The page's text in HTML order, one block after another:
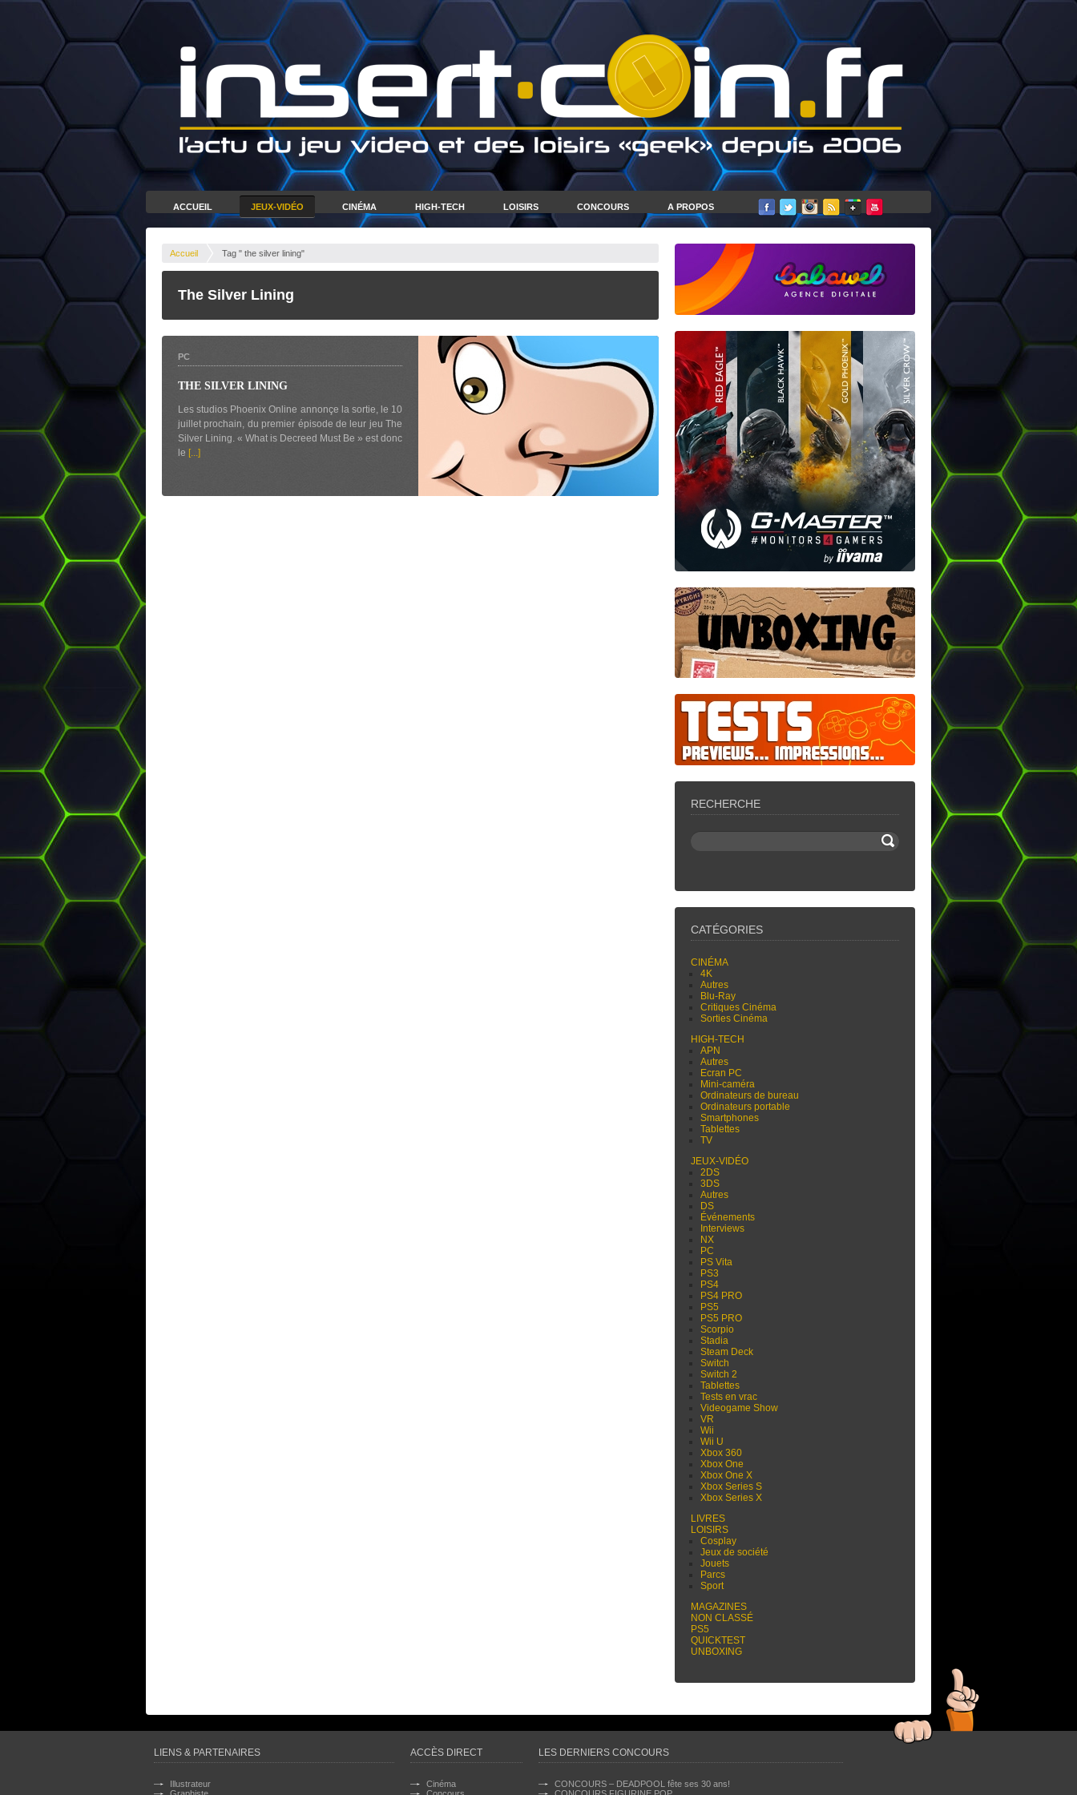
ACCUEIL JEUX-VIDÉO CINÉMA HIGH-TECH LOISIRS CONCOURS A PROPOS
Accueil Tag " the silver lining"
The Silver Lining
PC
THE SILVER LINING
Les studios Phoenix Online annonçe la sortie, le 10
juillet prochain, du premier épisode de leur jeu The
Silver Lining. « What is Decreed Must Be » est donc
le [...]
RECHERCHE
CATÉGORIES
CINÉMA
4K
Autres
Blu-Ray
Critiques Cinéma
Sorties Cinéma
HIGH-TECH
APN
Autres
Ecran PC
Mini-caméra
Ordinateurs de bureau
Ordinateurs portable
Smartphones
Tablettes
TV
JEUX-VIDÉO
2DS
3DS
Autres
DS
Événements
Interviews
NX
PC
PS Vita
PS3
PS4
PS4 PRO
PS5
PS5 PRO
Scorpio
Stadia
Steam Deck
Switch
Switch 2
Tablettes
Tests en vrac
Videogame Show
VR
Wii
Wii U
Xbox 360
Xbox One
Xbox One X
Xbox Series S
Xbox Series X
LIVRES
LOISIRS
Cosplay
Jeux de société
Jouets
Parcs
Sport
MAGAZINES
NON CLASSÉ
PS5
QUICKTEST
UNBOXING
LIENS & PARTENAIRES
Illustrateur
ACCÈS DIRECT
Cinéma
LES DERNIERS CONCOURS
CONCOURS – DEADPOOL fête ses 30 ans!